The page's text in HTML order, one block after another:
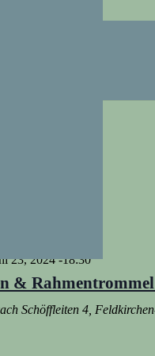
&
23, 2024 -18:30
Schöffleiten 4,